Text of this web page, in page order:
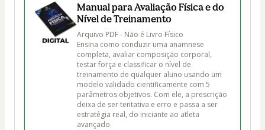
Manual para Avaliação Física e do
Nível de Treinamento
Arquivo PDF - Não é Livro Físico
Ensina como conduzir uma anamnese
completa, avaliar composição corporal,
testar força e classificar o nível de
treinamento de qualquer aluno usando um
modelo validado cientificamente com 5
parâmetros objetivos. Com ele, a prescrição
deixa de ser tentativa e erro e passa a ser
estratégia real, do iniciante ao atleta
avançado.